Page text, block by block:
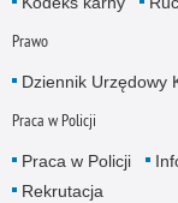
Prawo
Dziennik Urzędowy
Praca w Policji
Praca w Policji
Rekrutacja